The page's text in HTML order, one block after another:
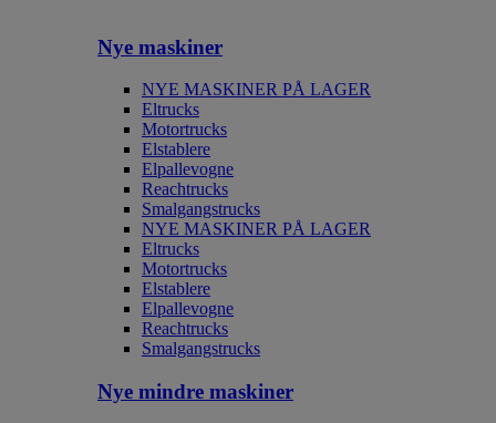
Nye maskiner
NYE MASKINER PÅ LAGER
Eltrucks
Motortrucks
Elstablere
Elpallevogne
Reachtrucks
Smalgangstrucks
NYE MASKINER PÅ LAGER
Eltrucks
Motortrucks
Elstablere
Elpallevogne
Reachtrucks
Smalgangstrucks
Nye mindre maskiner